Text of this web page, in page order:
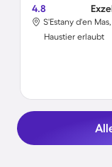
4.8
S'Estany d'en
Haustier erlaubt